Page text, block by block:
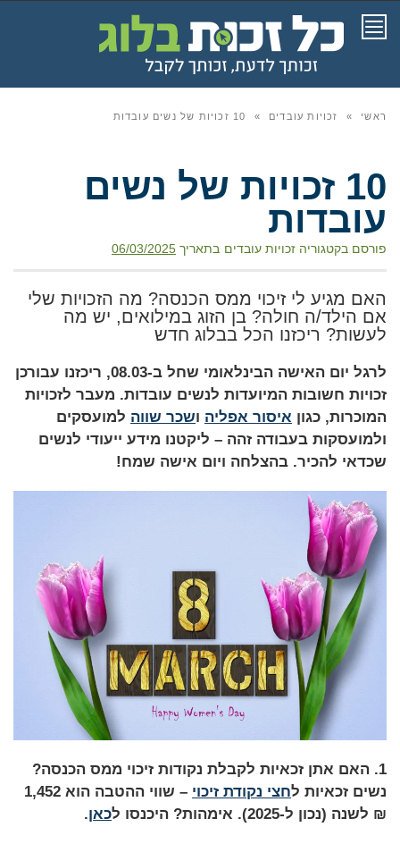
תפריט
ראשי » זכויות עובדים » 10 זכויות של נשים עובדות
10 זכויות של נשים
עובדות
פורסם בקטגוריה זכויות עובדים בתאריך 06/03/2025
האם מגיע לי זיכוי ממס הכנסה? מה הזכויות שלי
אם הילד/ה חולה? בן הזוג במילואים, יש מה
לעשות? ריכזנו הכל בבלוג חדש
לרגל יום האישה הבינלאומי שחל ב-08.03, ריכזנו עבורכן
זכויות חשובות המיועדות לנשים עובדות. מעבר לזכויות
המוכרות, כגון איסור אפליה ושכר שווה למועסקים
ולמועסקות בעבודה זהה – ליקטנו מידע ייעודי לנשים
שכדאי להכיר. בהצלחה ויום אישה שמח!
1. האם אתן זכאיות לקבלת נקודות זיכוי ממס הכנסה?
נשים זכאיות לחצי נקודת זיכוי
– שווי ההטבה הוא 1,452
₪ לשנה (נכון ל-2025). אימהות? היכנסו ל
כאן.